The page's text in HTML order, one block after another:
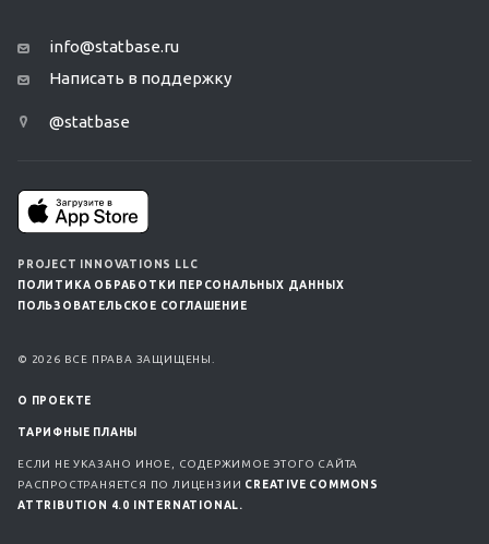
info@statbase.ru
Написать в поддержку
@statbase
PROJECT INNOVATIONS LLC
ПОЛИТИКА ОБРАБОТКИ ПЕРСОНАЛЬНЫХ ДАННЫХ
ПОЛЬЗОВАТЕЛЬСКОЕ СОГЛАШЕНИЕ
© 2026 ВСЕ ПРАВА ЗАЩИЩЕНЫ.
О ПРОЕКТЕ
ТАРИФНЫЕ ПЛАНЫ
ЕСЛИ НЕ УКАЗАНО ИНОЕ, СОДЕРЖИМОЕ ЭТОГО САЙТА
РАСПРОСТРАНЯЕТСЯ ПО ЛИЦЕНЗИИ CREATIVE COMMONS
ATTRIBUTION 4.0 INTERNATIONAL.